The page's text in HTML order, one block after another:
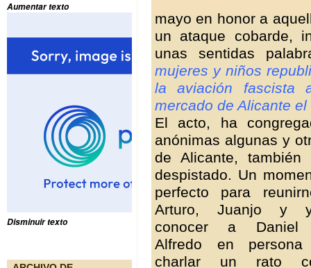
Aumentar texto
Disminuir texto
mayo en honor a
un ataque cobarde,
unas sentidas
mujeres y niños
la aviación fascista
mercado de Alicante
El acto, ha
anónimas algunas y
de Alicante,
despistado. Un
perfecto para
Arturo, Juanjo y
conocer a
Alfredo en
charlar un rato